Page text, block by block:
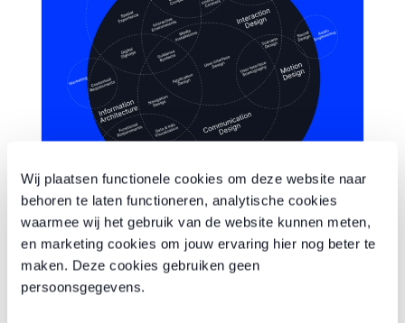
Wij plaatsen functionele cookies om deze website naar
behoren te laten functioneren, analytische cookies
waarmee wij het gebruik van de website kunnen meten,
en marketing cookies om jouw ervaring hier nog beter te
maken. Deze cookies gebruiken geen
persoonsgegevens.
1 year ago door Jörgen
Optimaliseer jouw digitale producten met
strategisch UX design
Wat houdt UX design precies in en waarom is het essentieel